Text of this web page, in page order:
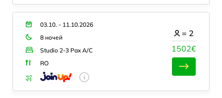
03.10. - 11.10.2026
8 ночей
Studio 2-3 Pax A/C
RO
1502€
= 2